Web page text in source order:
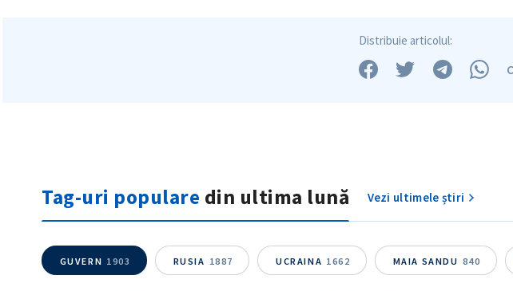
Distribuie articolul:
Tag-uri populare din ultima lună Vezi ultimele știri
GUVERN 1903 RUSIA 1887 UCRAINA 1662 MAIA SANDU 840